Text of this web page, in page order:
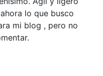
lo que busco
mi blog , pero no